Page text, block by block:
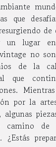
que
de
un lugar
no
de la
que
por la
algunas
camino de
¿Estás